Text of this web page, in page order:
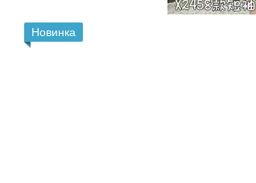
Новинка